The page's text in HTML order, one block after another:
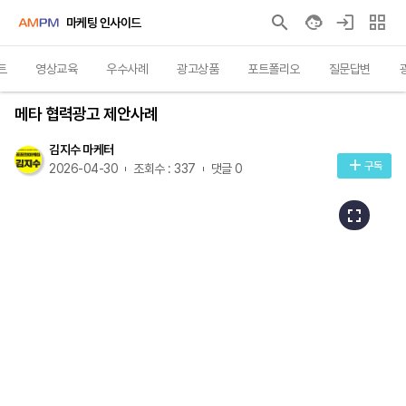
마케팅 인사이드
영상교육 우수사례 광고상품 포트폴리오 질문답변
우수사례
메타 협력광고 제안사례
김지수 마케터
2026-04-30
조회수 : 337 댓글 0 구독